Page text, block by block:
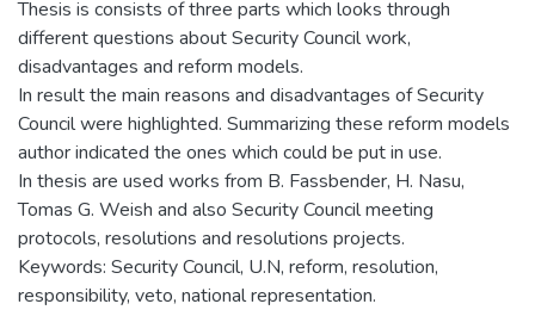
Thesis is consists of three parts which looks through
different questions about Security Council work,
disadvantages and reform models.
In result the main reasons and disadvantages of Security
Council were highlighted. Summarizing these reform models
author indicated the ones which could be put in use.
In thesis are used works from B. Fassbender, H. Nasu,
Tomas G. Weish and also Security Council meeting
protocols, resolutions and resolutions projects.
Keywords: Security Council, U.N, reform, resolution,
responsibility, veto, national representation.